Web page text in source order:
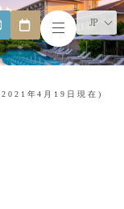
JP
年4月19日現在)